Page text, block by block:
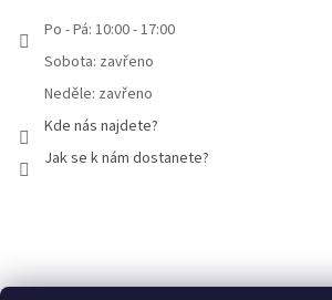
Po - Pá: 10:00 - 17:00
Sobota: zavřeno
Neděle: zavřeno
Kde nás najdete?
Jak se k nám dostanete?
Facebook